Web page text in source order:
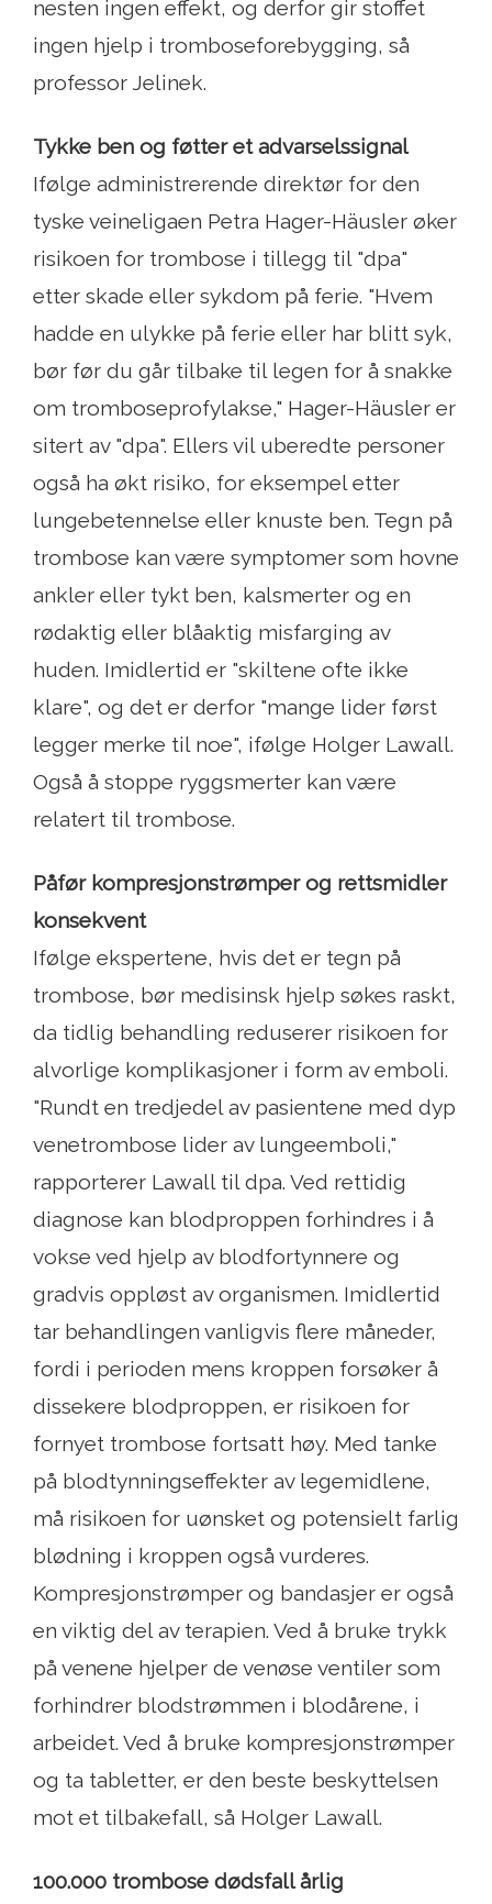
nesten ingen effekt, og derfor gir stoffet
ingen hjelp i tromboseforebygging, så
professor Jelinek.
Tykke ben og føtter et advarselssignal
Ifølge administrerende direktør for den
tyske veineligaen Petra Hager-Häusler øker
risikoen for trombose i tillegg til "dpa"
etter skade eller sykdom på ferie. "Hvem
hadde en ulykke på ferie eller har blitt syk,
bør før du går tilbake til legen for å snakke
om tromboseprofylakse," Hager-Häusler er
sitert av "dpa". Ellers vil uberedte personer
også ha økt risiko, for eksempel etter
lungebetennelse eller knuste ben. Tegn på
trombose kan være symptomer som hovne
ankler eller tykt ben, kalsmerter og en
rødaktig eller blåaktig misfarging av
huden. Imidlertid er "skiltene ofte ikke
klare", og det er derfor "mange lider først
legger merke til noe", ifølge Holger Lawall.
Også å stoppe ryggsmerter kan være
relatert til trombose.
Påfør kompresjonstrømper og rettsmidler
konsekvent
Ifølge ekspertene, hvis det er tegn på
trombose, bør medisinsk hjelp søkes raskt,
da tidlig behandling reduserer risikoen for
alvorlige komplikasjoner i form av emboli.
"Rundt en tredjedel av pasientene med dyp
venetrombose lider av lungeemboli,"
rapporterer Lawall til dpa. Ved rettidig
diagnose kan blodproppen forhindres i å
vokse ved hjelp av blodfortynnere og
gradvis oppløst av organismen. Imidlertid
tar behandlingen vanligvis flere måneder,
fordi i perioden mens kroppen forsøker å
dissekere blodproppen, er risikoen for
fornyet trombose fortsatt høy. Med tanke
på blodtynningseffekter av legemidlene,
må risikoen for uønsket og potensielt farlig
blødning i kroppen også vurderes.
Kompresjonstrømper og bandasjer er også
en viktig del av terapien. Ved å bruke trykk
på venene hjelper de venøse ventiler som
forhindrer blodstrømmen i blodårene, i
arbeidet. Ved å bruke kompresjonstrømper
og ta tabletter, er den beste beskyttelsen
mot et tilbakefall, så Holger Lawall.
100.000 trombose dødsfall årlig